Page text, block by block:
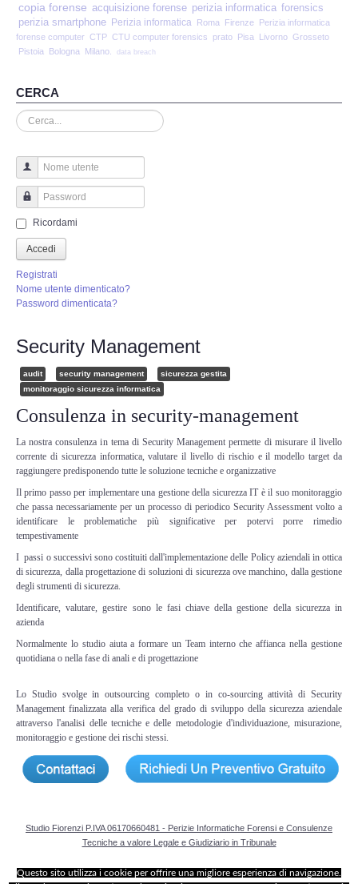
Perizia Estimo
Perizia Documento informatico
Perizia Cloud
Perizia E-mail
Perizia Truffa Banca e Online
Perizia Dash Cam
Perizia software spia
Perizia Controllo lavoratori
Perizia DVR
Perizia IoT e IIoT
Perizia Ransomware Malware
Perizia Incidente Stradale
Perizia Data Breach
INDAGINI DIGITALI
Digital Intelligence OSINT
Indagini su computer
Indagini Smartphone,Tablet
Copia/Acquisizione Forense
Bonifiche Digitali
Incident Response
copia forense acquisizione forense perizia informatica forensics
perizia smartphone Perizia informatica Roma Firenze Perizia informatica
forense computer CTP CTU computer forensics prato Pisa Livorno Grosseto
Pistoia
Bologna Milano. data breach
CERCA
Cerca...
Nome utente
Password
Ricordami
Accedi
Registrati
Nome utente dimenticato?
Password dimenticata?
Security Management
audit security management
sicurezza gestita
monitoraggio sicurezza informatica
Consulenza in security-management
La nostra consulenza in tema di Security Management permette di misurare il livello
corrente di sicurezza informatica, valutare il livello di rischio e il modello target da
raggiungere predisponendo tutte le soluzione tecniche e organizzative
Il primo passo per implementare una gestione della sicurezza IT è il suo monitoraggio
che passa necessariamente per un processo di periodico Security Assessment volto a
identificare le problematiche più significative per potervi porre rimedio
tempestivamente
I passi o successivi sono costituiti dall'implementazione delle Policy aziendali in ottica
di sicurezza, dalla progettazione di soluzioni di sicurezza ove manchino, dalla gestione
degli strumenti di sicurezza.
Identificare, valutare, gestire sono le fasi chiave della gestione della sicurezza in
azienda
Normalmente lo studio aiuta a formare un Team interno che affianca nella gestione
quotidiana o nella fase di anali e di progettazione
Lo Studio svolge in outsourcing completo o in co-sourcing attività di Security
Management finalizzata alla verifica del grado di sviluppo della sicurezza aziendale
attraverso l'analisi delle tecniche e delle metodologie d'individuazione, misurazione,
monitoraggio e gestione dei rischi stessi.
Studio Fiorenzi P.IVA 06170660481 - Perizie Informatiche Forensi e Consulenze
Tecniche a valore Legale e Giudiziario in Tribunale
Questo sito utilizza i cookie per offrire una migliore esperienza di navigazione.